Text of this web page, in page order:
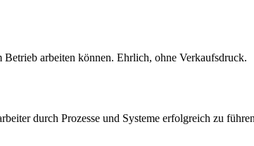
arbeiten können. Ehrlich, ohne Verkaufsdruck.
durch Prozesse und Systeme erfolgreich zu